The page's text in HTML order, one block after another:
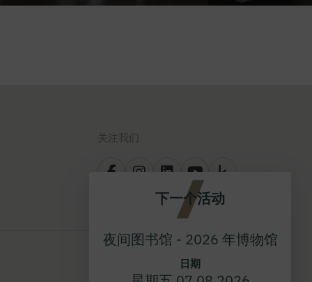
关注我们
下一个活动
夜间图书馆 - 2026 年博物馆
日期